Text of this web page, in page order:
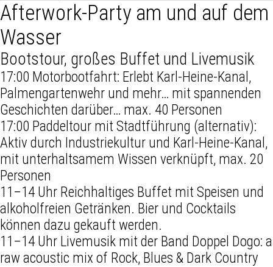
Afterwork-Party am und auf dem
Wasser
Bootstour, großes Buffet und Livemusik
17:00 Motorbootfahrt: Erlebt Karl-Heine-Kanal,
Palmengartenwehr und mehr… mit spannenden
Geschichten darüber… max. 40 Personen
17:00 Paddeltour mit Stadtführung (alternativ):
Aktiv durch Industriekultur und Karl-Heine-Kanal,
mit unterhaltsamem Wissen verknüpft, max. 20
Personen
11–14 Uhr Reichhaltiges Buffet mit Speisen und
alkoholfreien Getränken. Bier und Cocktails
können dazu gekauft werden.
11–14 Uhr Livemusik mit der Band Doppel Dogo: a
raw acoustic mix of Rock, Blues & Dark Country